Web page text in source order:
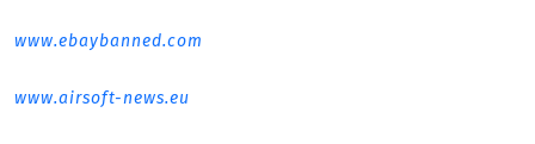
www.ebaybanned.com
www.airsoft-news.eu